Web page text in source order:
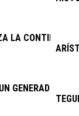
LA
GENERADOR